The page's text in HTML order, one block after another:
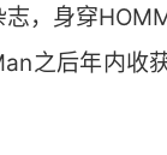
，身穿
之后年内收